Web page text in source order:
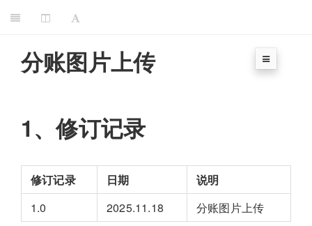
分账图片上传
1、修订记录
修订记录 日期
说明
1.0
2025.11.18 分账图片上传